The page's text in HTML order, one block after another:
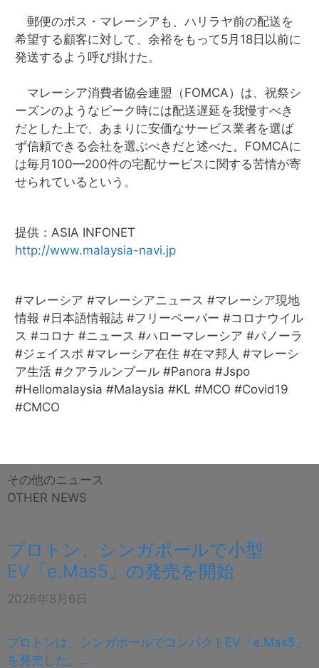
郵便のポス・マレーシアも、ハリラヤ前の配送を
希望する顧客に対して、余裕をもって5月 18日以前に
発送するよう呼び掛けた。
マレーシア消費者協会連盟（FOMCA）は、祝祭シ
ーズンのようなピーク時には配送遅延を我慢すべき
だとした上で、あまりに安価なサービス業者を選ば
ず信頼できる会社を選ぶべきだと述べた。 FOMCAに
は毎月 100—200件の宅配サービスに関する苦情が寄
せられているという。
提供：ASIA INFONET
http://www.malaysia-navi.jp
#マレーシア #マレーシアニュース #マレーシア現地
情報 # 日本語情報誌 #フリーペーパー #コロナウイル
ス #コロナ #ニュース #ハローマレーシア #パノーラ
#ジェイスポ #マレーシア在住 #在マ邦人 #マレーシ
ア生活 #クアラルンプール #Panora #Jspo
#Hellomalaysia #Malaysia #KL #MCO #Covid19
#CMCO
その他のニュース
OTHER NEWS
プロトン、シンガポールで小型
EV「e.Mas5」の発売を開始
2026年8月6日
プロトンは、シンガポールでコンパクトEV「e.Mas5」
を発売した。…